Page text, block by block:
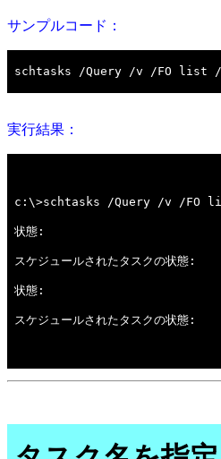
サンプルコード：
実行結果：